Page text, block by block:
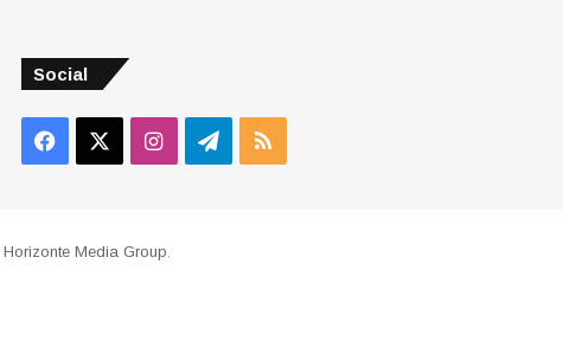
Social
Facebook InstagramTelegram
RSS
Horizonte Media Group.